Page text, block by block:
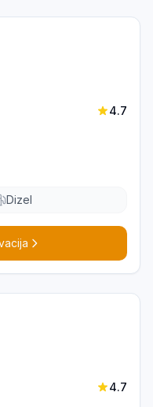
4.7
Dizel
4.7